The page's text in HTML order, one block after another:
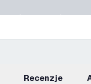
recenzje